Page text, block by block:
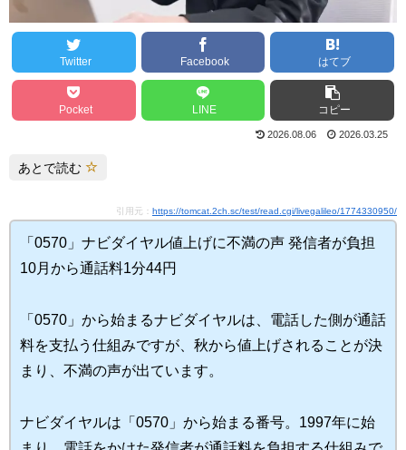
Twitter Facebook はてブ
Pocket LINE コピー
2026.08.06 2026.03.25
あとで読む
引用元： https://tomcat.2ch.sc/test/read.cgi/livegalileo/1774330950/
「0570」ナビダイヤル値上げに不満の声 発信者が負担
10月から通話料1分44円
「0570」から始まるナビダイヤルは、電話した側が通話
料を支払う仕組みですが、 秋から値上げされることが決
まり、不満の声が出ています。
ナビダイヤルは「0570」から始まる番号。1997年に始